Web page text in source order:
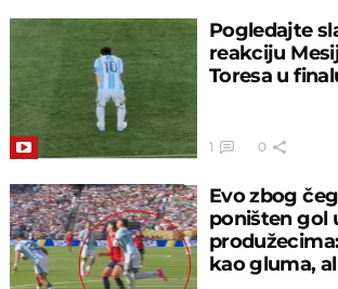
Pogledajte
reakciju
Toresa u
1 0
Evo zbog
poništen gol
kao gluma,